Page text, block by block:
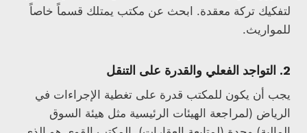
لتفكيك تركة معقدة. ابحث عن مكتب يمتلك قسماً خاصاً
للمواريث.
2. التواجد الفعلي والقدرة على التنقل
يجب أن يكون للمكتب قدرة على تغطية الإجراءات في
الرياض (لمراجعة الهيئات الرئيسية مثل هيئة السوق